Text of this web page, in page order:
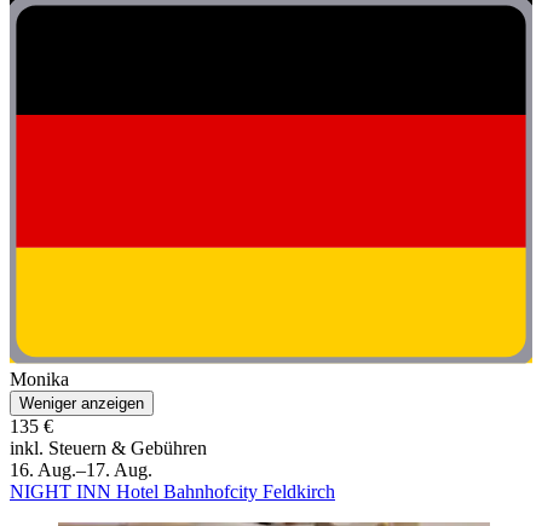
Monika
Weniger anzeigen
135 €
inkl. Steuern & Gebühren
16. Aug.–17. Aug.
NIGHT INN Hotel Bahnhofcity Feldkirch